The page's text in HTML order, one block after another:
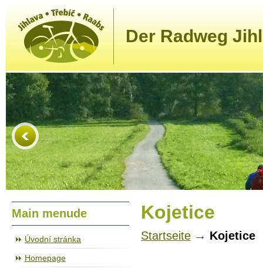
Der Radweg
Der Radweg Jihlava – Třebíč – Raabs
Main menude
Úvodní stránka
Homepage
Kojetice
Startseite → Kojetice